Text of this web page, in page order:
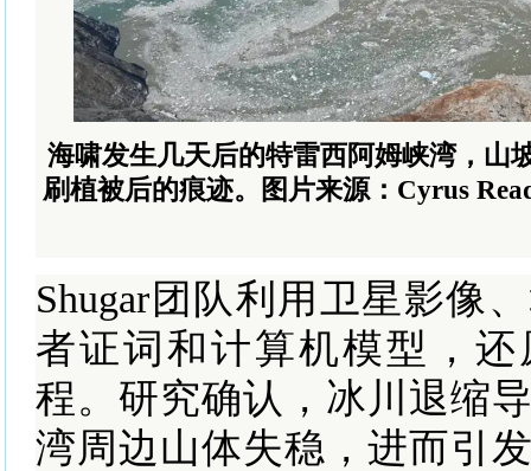
海啸发生几天后的特雷西阿姆峡湾，山
刷植被后的痕迹。图片来源：Cyrus
Shugar团队利用卫星影像
者证词和计算机模型，
程。研究确认，冰川退缩
湾周边山体失稳，进而引